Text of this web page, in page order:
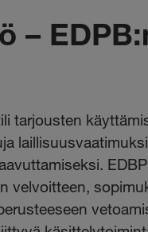
–
tarjousten
velvoitteen,